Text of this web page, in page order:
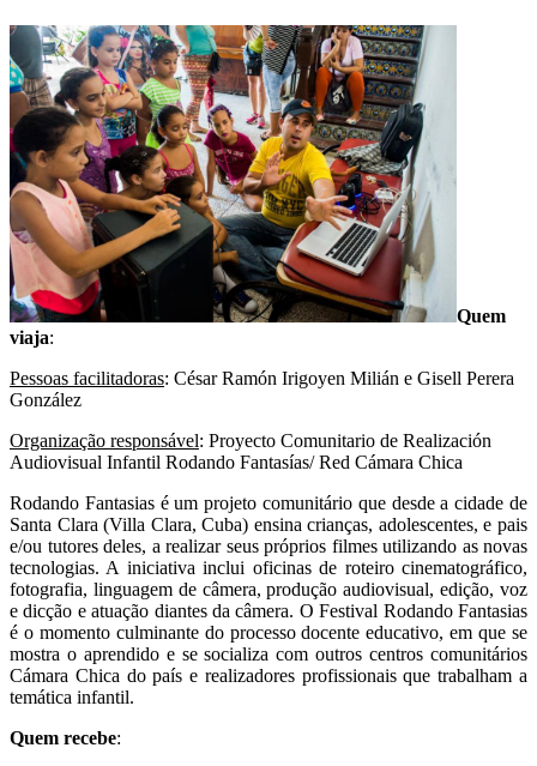
Quem
viaja:
Pessoas facilitadoras: César Ramón Irigoyen Milián e Gisell Perera
González
Organização responsável: Proyecto Comunitario de Realización
Audiovisual Infantil Rodando Fantasías/ Red Cámara Chica
Rodando Fantasias é um projeto comunitário que desde a cidade de
Santa Clara (Villa Clara, Cuba) ensina crianças, adolescentes, e pais
e/ou tutores deles, a realizar seus próprios filmes utilizando as novas
tecnologias. A iniciativa inclui oficinas de roteiro cinematográfico,
fotografia, linguagem de câmera, produção audiovisual, edição, voz
e dicção e atuação diantes da câmera. O Festival Rodando Fantasias
é o momento culminante do processo docente educativo, em que se
mostra o aprendido e se socializa com outros centros comunitários
Cámara Chica do país e realizadores profissionais que trabalham a
temática infantil.
Quem recebe: